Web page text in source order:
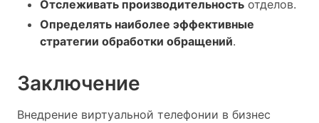
Отслеживать производительность отделов.
Определять наиболее эффективные
стратегии обработки обращений.
Заключение
Внедрение виртуальной телефонии в бизнес